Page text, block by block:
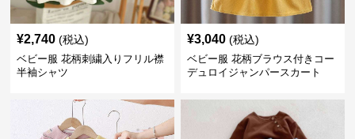
¥2,740 (税込)
ベビー服 花柄刺繍入りフリル襟
半袖シャツ
3,040 (税込)
ベビー服 花柄ブラウス付きコー
デュロイジャンパースカート